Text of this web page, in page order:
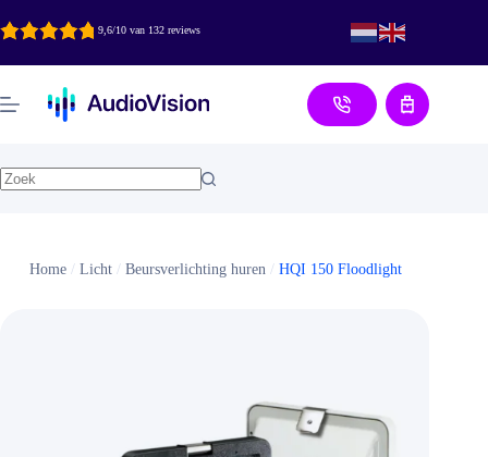
naar
inhoud
9,6/10 van 132 reviews
Aanvraag
Home/ Licht/ Beursverlichting huren/ HQI 150 Floodlight